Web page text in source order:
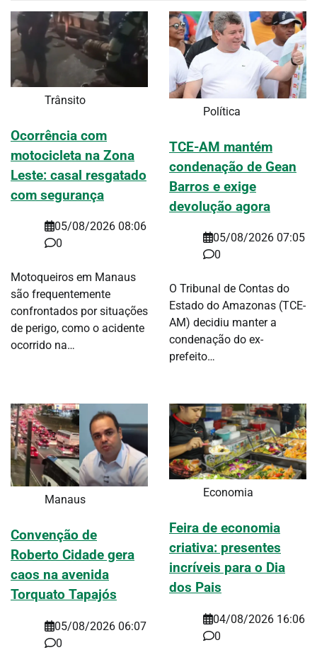
Trânsito
Ocorrência com
motocicleta na Zona
Leste: casal resgatado
com segurança
05/08/2026 08:06
0
Motoqueiros em Manaus
são frequentemente
confrontados por situações
de perigo, como o acidente
ocorrido na…
Política
TCE-AM mantém
condenação de Gean
Barros e exige
devolução agora
05/08/2026 07:05
0
O Tribunal de Contas do
Estado do Amazonas (TCE-
AM) decidiu manter a
condenação do ex-
prefeito…
Manaus
Convenção de
Roberto Cidade gera
caos na avenida
Torquato Tapajós
05/08/2026 06:07
0
Economia
Feira de economia
criativa: presentes
incríveis para o Dia
dos Pais
04/08/2026 16:06
0